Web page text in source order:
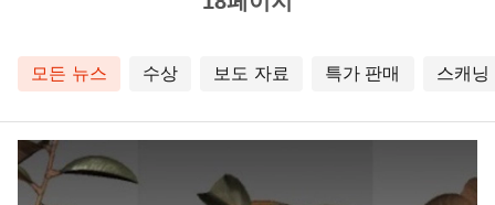
모든 뉴스 수상 보도 자료 특가 판매 스캐닝